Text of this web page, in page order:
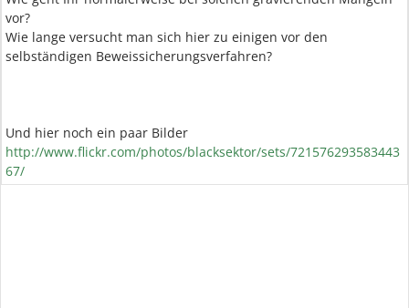
vor?
Wie lange versucht man sich hier zu einigen vor den
selbständigen Beweissicherungsverfahren?
Und hier noch ein paar Bilder
http://www.flickr.com/photos/blacksektor/sets/721576293583443
67/